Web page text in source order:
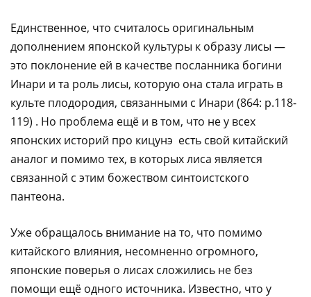
Единственное, что считалось оригинальным
дополнением японской культуры к образу лисы —
это поклонение ей в качестве посланника богини
Инари и та роль лисы, которую она стала играть в
культе плодородия, связанными с Инари (864: p.118-
119) . Но проблема ещё и в том, что не у всех
японских историй про кицунэ есть свой китайский
аналог и помимо тех, в которых лиса является
связанной с этим божеством синтоистского
пантеона.
Уже обращалось внимание на то, что помимо
китайского влияния, несомненно огромного,
японские поверья о лисах сложились не без
помощи ещё одного источника. Известно, что у